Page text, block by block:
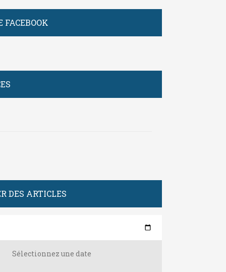
FACEBOOK
DES ARTICLES
Sélectionnez une date